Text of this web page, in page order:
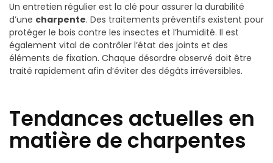
Un entretien régulier est la clé pour assurer la durabilité
d’une charpente. Des traitements préventifs existent pour
protéger le bois contre les insectes et l’humidité. Il est
également vital de contrôler l’état des joints et des
éléments de fixation. Chaque désordre observé doit être
traité rapidement afin d’éviter des dégâts irréversibles.
Tendances actuelles en
matière de charpentes